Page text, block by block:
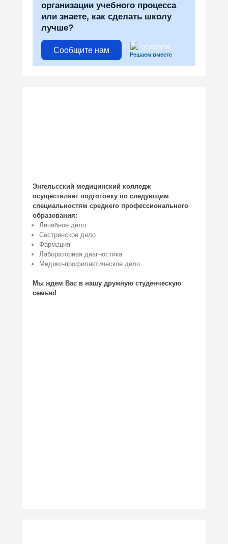
организации учебного процесса
или знаете, как сделать школу
лучше?
Сообщите нам
Решаем вместе
Энгельсский медицинский колледж
осуществляет подготовку по следующим
специальностям среднего профессионального
образования:
Лечебное дело
Сестринское дело
Фармация
Лабораторная диагностика
Медико-профилактическое дело
Мы ждем Вас в нашу дружную студенческую
семью!